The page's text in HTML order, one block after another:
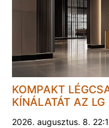
KOMPAKT
KÍNÁLATÁT AZ LG
2026. augusztus. 8.